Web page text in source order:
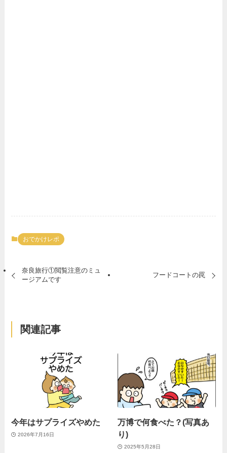
おでかけレポ
奈良旅行①閲覧注意のミュ
ージアムです
フードコートの罠
関連記事
今年はサプライズやめた
2026年7月16日
万博で何食べた？(写真あ
り)
2025年5月28日